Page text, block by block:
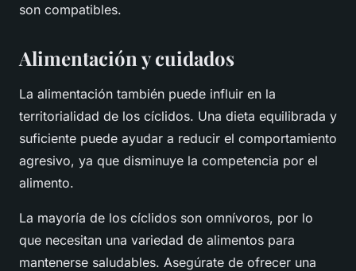
son compatibles.
Alimentación y cuidados
La alimentación también puede influir en la
territorialidad de los cíclidos. Una dieta equilibrada y
suficiente puede ayudar a reducir el comportamiento
agresivo, ya que disminuye la competencia por el
alimento.
La mayoría de los cíclidos son omnívoros, por lo
que necesitan una variedad de alimentos para
mantenerse saludables. Asegúrate de ofrecer una